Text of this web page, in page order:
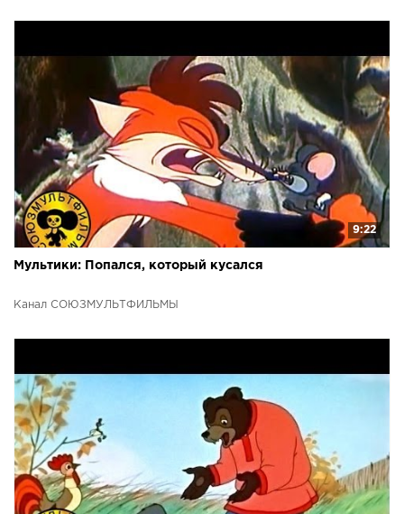
9:22
Мультики: Попался, который кусался
Канал СОЮЗМУЛЬТФИЛЬМЫ